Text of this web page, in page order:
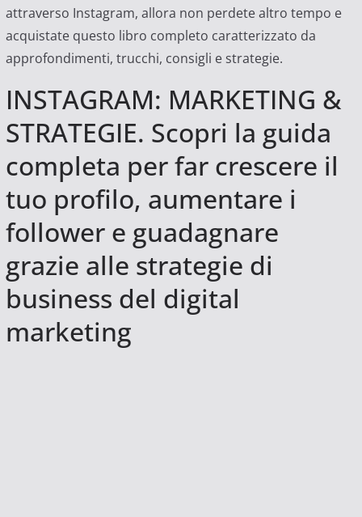
attraverso Instagram, allora non perdete altro tempo e
acquistate questo libro completo caratterizzato da
approfondimenti, trucchi, consigli e strategie.
INSTAGRAM: MARKETING &
STRATEGIE. Scopri la guida
completa per far crescere il
tuo profilo, aumentare i
follower e guadagnare
grazie alle strategie di
business del digital
marketing